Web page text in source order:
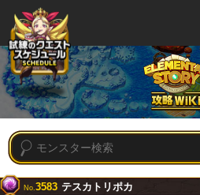
No.3583 テスカトリポカ